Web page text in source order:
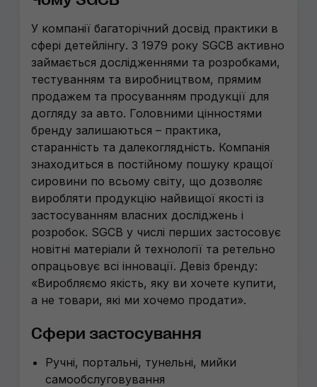
У компанії багаторічний досвід практики в
сфері детейлінгу. З 1979 року SGCB активно
займається дослідженнями та розробками,
тестуванням та виробництвом, прямим
продажем та просуванням продукції для
догляду за авто. Головними цінностями
бренду залишаються – практика,
старанність та далекоглядність. Компанія
знаходиться в постійному пошуку кращої
сировини по всьому світу, що дозволяє
виробляти продукцію найвищої якості із
застосуванням власних досліджень і
розробок. SGCB у числі перших застосовує
новітні матеріали й технології та ретельно
опрацьовує всі інновації. Девіз бренду:
«Виробляємо якість, яку ви хочете купити,
а не товари, які ми хочемо продати».
Сфери застосування
Ручні, портальні, тунельні, мийки
самообслуговування